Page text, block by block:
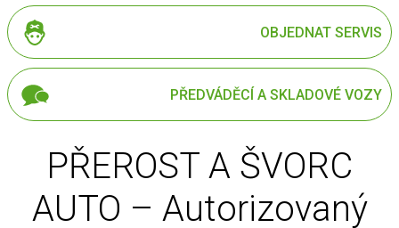
OBJEDNAT SERVIS
PŘEDVÁDĚCÍ A SKLADOVÉ VOZY
PŘEROST A ŠVORC
AUTO – Autorizovaný